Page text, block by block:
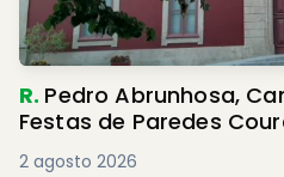
R. Pedro Abrunhosa,
Festas de Paredes
2 agosto 2026